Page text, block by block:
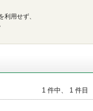
利用せず、
1 件中、 1 件目